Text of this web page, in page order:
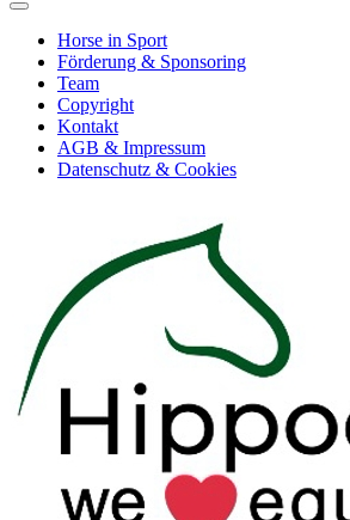
Horse in Sport
Förderung & Sponsoring
Team
Copyright
Kontakt
AGB & Impressum
Datenschutz & Cookies